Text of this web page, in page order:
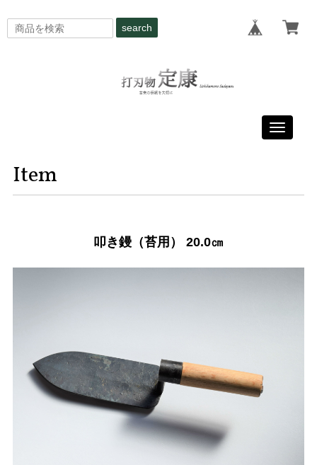
search
Toggle
Item
叩き鏝（苔用） 20.0㎝